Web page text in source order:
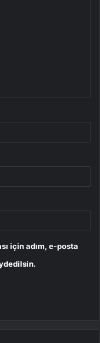
için adım, e-posta